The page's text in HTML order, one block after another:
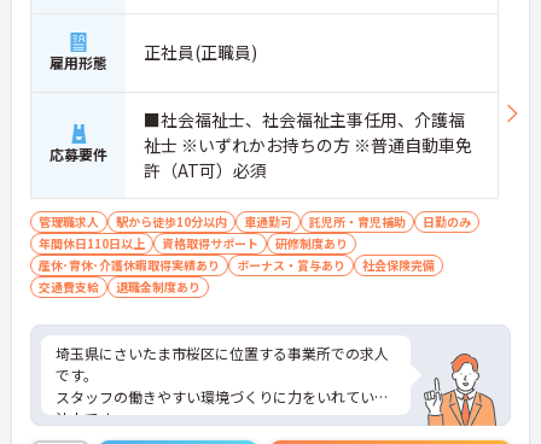
雇用形態 正社員(正職員)
応募要件
■社会福祉士、社会福祉主事任用、介護福
祉士 ※いずれかお持ちの方 ※普通自動車免
許（AT可）必須
管理職求人 駅から徒歩10分以内 車通勤可 託児所・育児補助
日勤のみ
年間休日110日以上
資格取得サポート
研修制度あり
産休･育休･介護休暇取得実績あり
ボーナス・賞与あり
社会保険完備
交通費支給
退職金制度あり
埼玉県にさいたま市桜区に位置する事業所での求人
です。
スタッフの働きやすい環境づくりに力をいれている
法人です。